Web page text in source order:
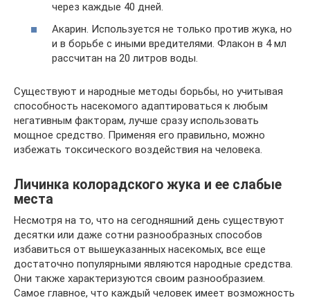
через каждые 40 дней.
Акарин. Используется не только против жука, но
и в борьбе с иными вредителями. Флакон в 4 мл
рассчитан на 20 литров воды.
Существуют и народные методы борьбы, но учитывая
способность насекомого адаптироваться к любым
негативным факторам, лучше сразу использовать
мощное средство. Применяя его правильно, можно
избежать токсического воздействия на человека.
Личинка колорадского жука и ее слабые
места
Несмотря на то, что на сегодняшний день существуют
десятки или даже сотни разнообразных способов
избавиться от вышеуказанных насекомых, все еще
достаточно популярными являются народные средства.
Они также характеризуются своим разнообразием.
Самое главное, что каждый человек имеет возможность